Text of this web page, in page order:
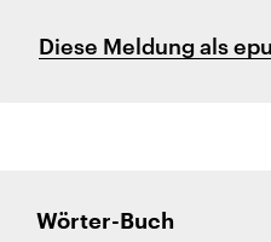
Diese Meldung als
Wörter-Buch